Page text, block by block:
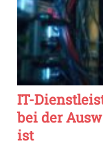
IT-
bei der
ist